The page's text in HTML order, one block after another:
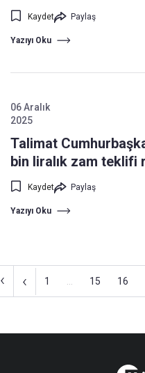
Kaydet Paylaş
Yazıyı Oku
06 Aralık
2025
Talimat
bin liralık zam teklifi
Kaydet Paylaş
Yazıyı Oku
‹ 1 15 16